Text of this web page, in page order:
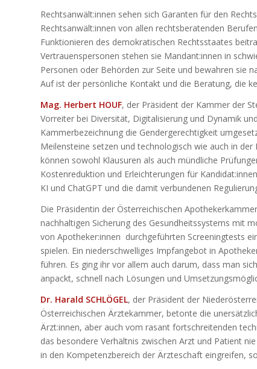
Rechtsanwält:innen sehen sich Garanten für den
Rechtsanwält:innen von allen rechtsberatenden
Funktionieren des demokratischen Rechtsstaates
Vertrauenspersonen stehen sie Mandant:innen in
Personen oder Behörden zur Seite und bewahren sie
Auf ist der persönliche Kontakt und die Beratung, die
Mag. Herbert HOUF, der Präsident der Kammer der
Vorreiter bei Diversität, Digitalisierung und Dynamik
Kammerbezeichnung die Gendergerechtigkeit
Meilensteine setzen und technologisch wie auch in
können sowohl Klausuren als auch mündliche
Kostenreduktion und Erleichterungen für
KI und ChatGPT und die damit verbundenen
Die Präsidentin der Österreichischen
nachhaltigen Sicherung des Gesundheitssystems mit
von Apotheker:innen durchgeführten Screeningtests
spielen. Ein niederschwelliges Impfangebot in
führen. Es ging ihr vor allem auch darum, dass man
anpackt, schnell nach Lösungen und
Dr. Harald SCHLÖGEL, der Präsident der
Österreichischen Ärztekammer, betonte die
Ärzt:innen, aber auch vom rasant fortschreitenden
das besondere Verhältnis zwischen Arzt und Patient
in den Kompetenzbereich der Ärzteschaft eingreifen,